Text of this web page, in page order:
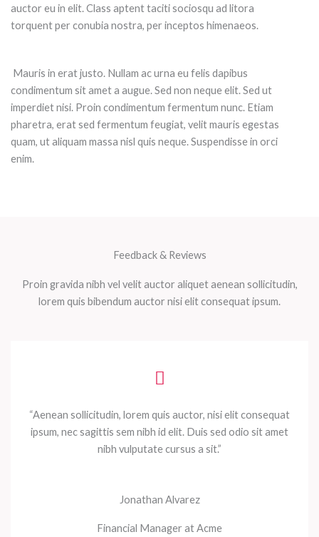
auctor eu in elit. Class aptent taciti sociosqu ad litora
torquent per conubia nostra, per inceptos himenaeos.
Mauris in erat justo. Nullam ac urna eu felis dapibus
condimentum sit amet a augue. Sed non neque elit. Sed ut
imperdiet nisi. Proin condimentum fermentum nunc. Etiam
pharetra, erat sed fermentum feugiat, velit mauris egestas
quam, ut aliquam massa nisl quis neque. Suspendisse in orci
enim.
Feedback & Reviews
Proin gravida nibh vel velit auctor aliquet aenean sollicitudin,
lorem quis bibendum auctor nisi elit consequat ipsum.
“Aenean sollicitudin, lorem quis auctor, nisi elit consequat
ipsum, nec sagittis sem nibh id elit. Duis sed odio sit amet
nibh vulputate cursus a sit.”
Jonathan Alvarez
Financial Manager at Acme